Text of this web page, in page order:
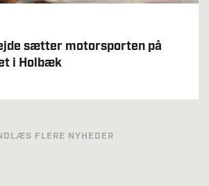
sætter motorsporten på
i Holbæk
FLERE NYHEDER